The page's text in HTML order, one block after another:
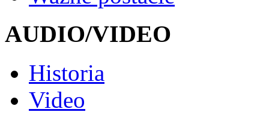
AUDIO/VIDEO
Historia
Video